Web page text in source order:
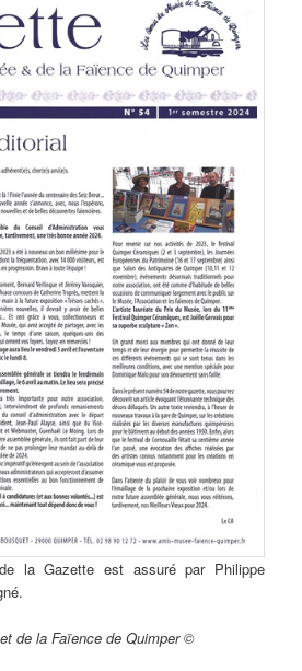
la Gazette est assuré par Philippe
de la Faïence de Quimper ©